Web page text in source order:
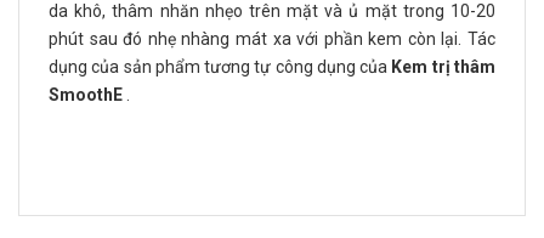
da khô, thâm nhăn nhẹo trên mặt và ủ mặt trong 10-20
phút sau đó nhẹ nhàng mát xa với phần kem còn lại. Tác
dụng của sản phẩm tương tự công dụng của Kem trị thâm
SmoothE